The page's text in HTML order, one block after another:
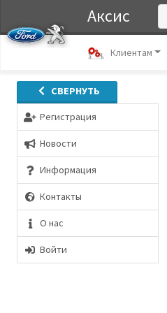
Аксис
Клиентам
СВЕРНУТЬ
Регистрация
Новости
Информация
Контакты
О нас
Войти